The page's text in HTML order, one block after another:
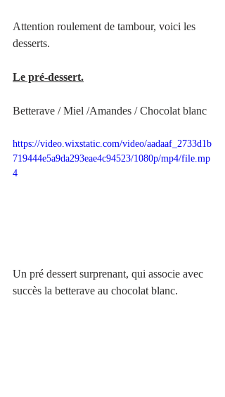
Attention roulement de tambour, voici les
desserts.
Le pré-dessert.
Betterave / Miel /Amandes / Chocolat blanc
https://video.wixstatic.com/video/aadaaf_2733d1b
719444e5a9da293eae4c94523/1080p/mp4/file.mp
4
Un pré dessert surprenant, qui associe avec
succès la betterave au chocolat blanc.